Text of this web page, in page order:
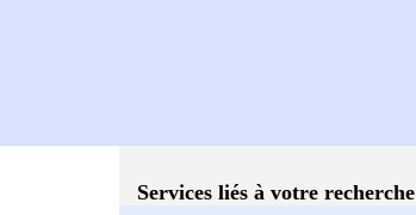
Services liés à votre recherche